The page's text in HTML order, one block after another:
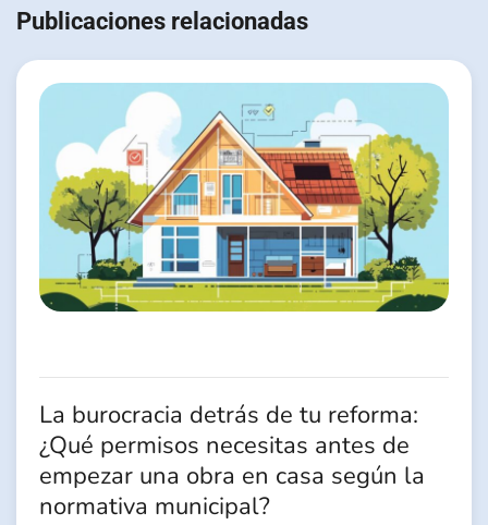
de
Publicaciones relacionadas
La burocracia detrás de tu reforma:
¿Qué permisos necesitas antes de
empezar una obra en casa según la
normativa municipal?